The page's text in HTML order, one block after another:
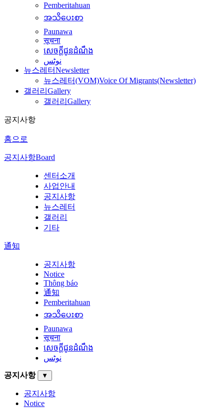
Pemberitahuan
အသိပေးစာ
Paunawa
सूचना
សេចក្តីជូនដំណឹង
نوٹس
뉴스레터Newsletter
뉴스레터(VOM)Voice Of Migrants(Newsletter)
갤러리 Gallery
갤러리 Gallery
공지사항
홈으로
공지사항Board
센터소개
사업안내
공지사항
뉴스레터
갤러리
기타
通知
공지사항
Notice
Thông báo
通知
Pemberitahuan
အသိပေးစာ
Paunawa
सूचना
សេចក្តីជូនដំណឹង
نوٹس
공지사항 ▼
공지사항
Notice